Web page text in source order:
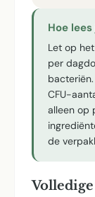
Hoe
Let op het
per
CFU-
alleen op
de